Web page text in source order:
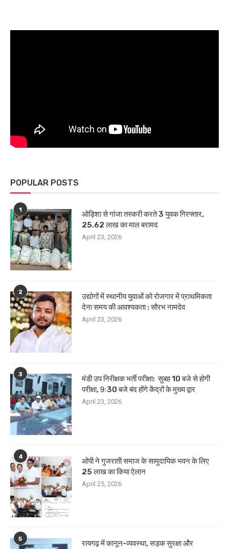
POPULAR POSTS
1
ओड़िशा से गांजा तस्करी करते 3 युवक गिरफ्तार,
25.62 लाख का माल बरामद
April 23, 2026
2
उद्योगों में स्थानीय युवाओं को रोजगार में प्राथमिकता
देना समय की आवश्यकता : सौरभ नामदेव
April 23, 2026
3
मंडी उप निरीक्षक भर्ती परीक्षा: सुबह 10 बजे से होगी
परीक्षा, 9ः30 बजे बंद होंगे केंद्रों के मुख्य द्वार
April 23, 2026
4
ओपी ने गुजराती समाज के सामुदायिक भवन के लिए
25 लाख का किया ऐलान
April 25, 2026
5
रायगढ़ में कानून-व्यवस्था, सड़क सुरक्षा और